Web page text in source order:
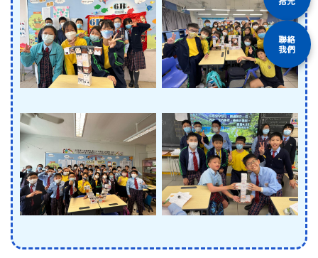
聯絡
我們